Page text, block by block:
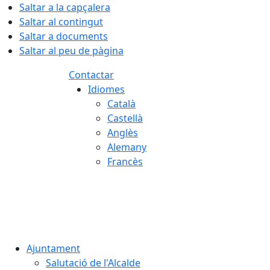
Saltar a la capçalera
Saltar al contingut
Saltar a documents
Saltar al peu de pàgina
Contactar
Idiomes
Català
Castellà
Anglès
Alemany
Francès
Ajuntament
Salutació de l'Alcalde